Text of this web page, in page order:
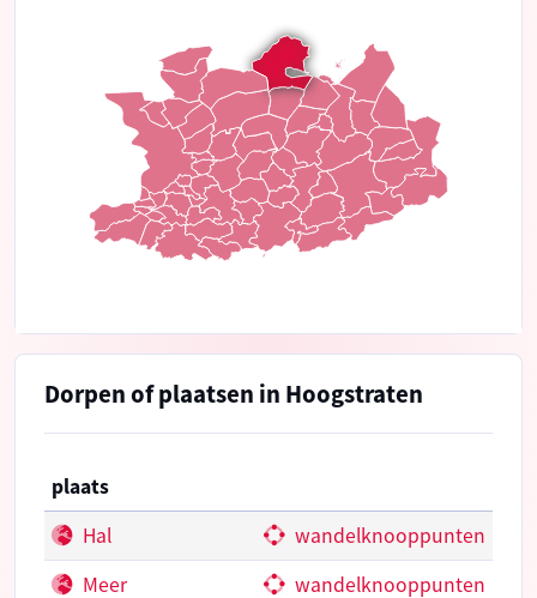
Dorpen of plaatsen in Hoogstraten
plaats
Hal
wandelknooppunten
Meer
wandelknooppunten